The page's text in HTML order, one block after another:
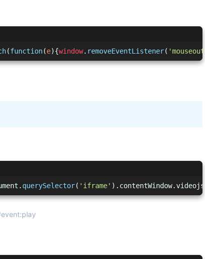
(function(e){window. removeEventListener( 'mouseout'
. querySelector( 'iframe' ). contentWindow.videojs